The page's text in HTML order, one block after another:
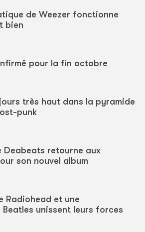
de Weezer fonctionne
bien
pour la fin octobre
très haut dans la pyramide
punk
Deabeats retourne aux
son nouvel album
Radiohead et une
Beatles unissent leurs forces